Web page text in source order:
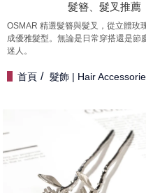
髮簪、髮叉推薦
OSMAR 精選髮簪與髮叉，從立體玫
成優雅髮型。無論是日常穿搭還是節
迷人。
首頁 髮飾 | Hair